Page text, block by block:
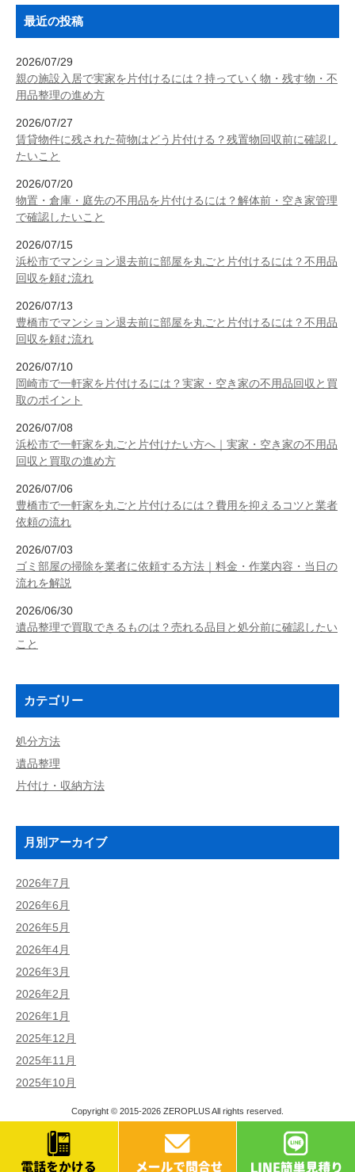
最近の投稿
2026/07/29
親の施設入居で実家を片付けるには？持っていく物・残す物・不
用品整理の進め方
2026/07/27
賃貸物件に残された荷物はどう片付ける？残置物回収前に確認し
たいこと
2026/07/20
物置・倉庫・庭先の不用品を片付けるには？解体前・空き家管理
で確認したいこと
2026/07/15
浜松市でマンション退去前に部屋を丸ごと片付けるには？不用品
回収を頼む流れ
2026/07/13
豊橋市でマンション退去前に部屋を丸ごと片付けるには？不用品
回収を頼む流れ
2026/07/10
岡崎市で一軒家を片付けるには？実家・空き家の不用品回収と買
取のポイント
2026/07/08
浜松市で一軒家を丸ごと片付けたい方へ｜実家・空き家の不用品
回収と買取の進め方
2026/07/06
豊橋市で一軒家を丸ごと片付けるには？費用を抑えるコツと業者
依頼の流れ
2026/07/03
ゴミ部屋の掃除を業者に依頼する方法｜料金・作業内容・当日の
流れを解説
2026/06/30
遺品整理で買取できるものは？売れる品目と処分前に確認したい
こと
カテゴリー
処分方法
遺品整理
片付け・収納方法
月別アーカイブ
2026年7月
2026年6月
2026年5月
2026年4月
2026年3月
2026年2月
2026年1月
2025年12月
2025年11月
2025年10月
Copyright © 2015-2026 ZEROPLUSAll rights reserved.